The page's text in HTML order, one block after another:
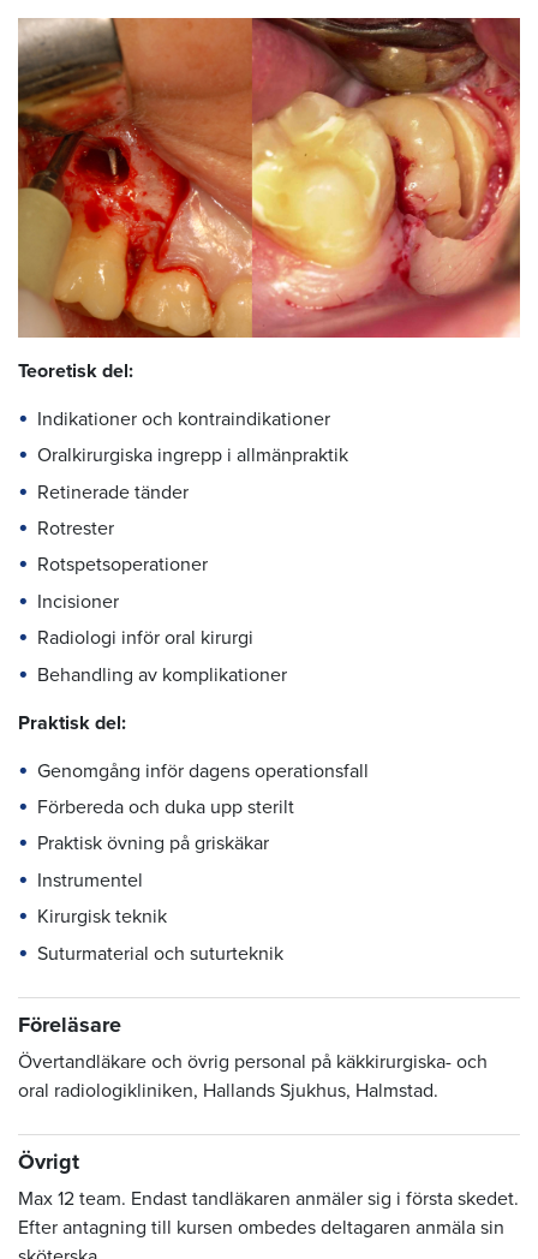
Teoretisk del:
Indikationer och kontraindikationer
Oralkirurgiska ingrepp i allmänpraktik
Retinerade tänder
Rotrester
Rotspetsoperationer
Incisioner
Radiologi inför oral kirurgi
Behandling av komplikationer
Praktisk del:
Genomgång inför dagens operationsfall
Förbereda och duka upp sterilt
Praktisk övning på griskäkar
Instrumentel
Kirurgisk teknik
Suturmaterial och suturteknik
Föreläsare
Övertandläkare och övrig personal på käkkirurgiska- och
oral radiologikliniken, Hallands Sjukhus, Halmstad.
Övrigt
Max 12 team. Endast tandläkaren anmäler sig i första skedet.
Efter antagning till kursen ombedes deltagaren anmäla sin